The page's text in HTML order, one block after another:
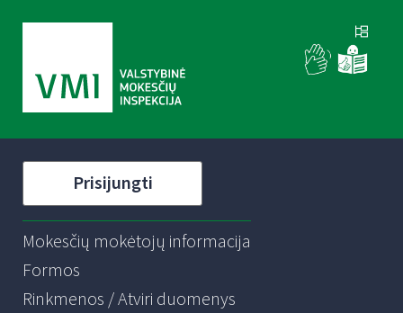
Prisijungti
Mokesčių mokėtojų informacija
Formos
Rinkmenos / Atviri duomenys